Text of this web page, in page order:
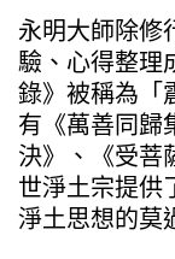
永明大師除修
驗、心得整理
錄》被稱為「
有《萬善同歸
決》、《受菩
世淨土宗提供
淨土思想的莫